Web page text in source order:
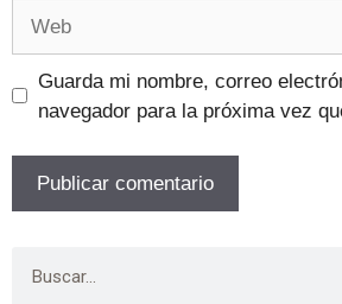
Guarda mi nombre, correo
navegador para la próxima vez